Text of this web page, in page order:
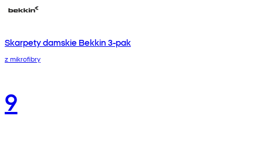
Skarpety damskie Bekkin 3-pak
z mikrofibry
9